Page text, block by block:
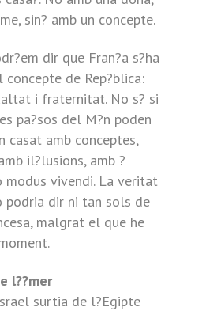
sin? amb un concepte.
dir que Fran?a s?ha
concepte de Rep?blica:
i fraternitat. No s? si
pa?sos del M?n poden
casat amb conceptes,
il?lusions, amb ?
modus vivendi. La veritat
podria dir ni tan sols de
malgrat el que he
l??mer
surtia de l?Egipte